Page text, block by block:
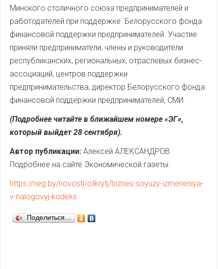
Минского столичного союза предпринимателей и
работодателей при поддержке Белорусcкого фонда
финансовой поддержки предпринимателей. Участие
приняли предприниматели, члены и руководители
республиканских, региональных, отраслевых бизнес-
ассоциаций, центров поддержки
предпринимательства, директор Белорусcкого фонда
финансовой поддержки предпринимателей, СМИ.
(Подробнее читайте в ближайшем номере «ЭГ»,
который выйдет 28 сентября).
Автор публикации: Алексей АЛЕКСАНДРОВ
Подробнее на сайте Экономической газеты:
https://neg.by/novosti/otkrytj/biznes-soyuzy-izmeneniya-
v-nalogovyj-kodeks
Поделиться…